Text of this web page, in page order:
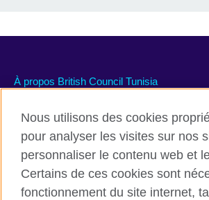
À propos British Council Tunisia
Communiquez avec nous
TikTok
Nous utilisons des cookies
pour analyser les visites sur nos
personnaliser le contenu web et
Certains de ces cookies sont
fonctionnement du site internet,